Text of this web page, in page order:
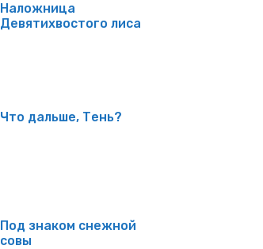
Наложница
Девятихвостого лиса
Что дальше, Тень?
Под знаком снежной
совы